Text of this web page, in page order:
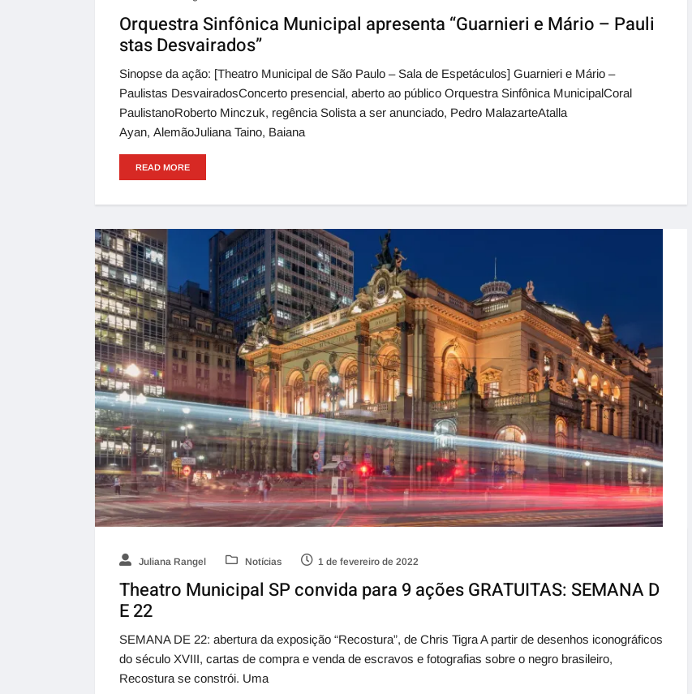
Orquestra Sinfônica Municipal apresenta “Guarnieri e Mário – Pauli
stas Desvairados”
Sinopse da ação: [Theatro Municipal de São Paulo – Sala de Espetáculos] Guarnieri e Mário –
Paulistas DesvairadosConcerto presencial, aberto ao público Orquestra Sinfônica MunicipalCoral
PaulistanoRoberto Minczuk, regência Solista a ser anunciado, Pedro MalazarteAtalla
Ayan, AlemãoJuliana Taino, Baiana
READ MORE
Juliana Rangel Notícias 1 de fevereiro de 2022
Theatro Municipal SP convida para 9 ações GRATUITAS: SEMANA D
E 22
SEMANA DE 22: abertura da exposição “Recostura”, de Chris Tigra A partir de desenhos iconográficos
do século XVIII, cartas de compra e venda de escravos e fotografias sobre o negro brasileiro,
Recostura se constrói. Uma